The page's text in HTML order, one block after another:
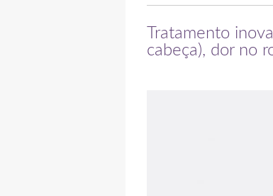
Tratamento
cabeça), dor no